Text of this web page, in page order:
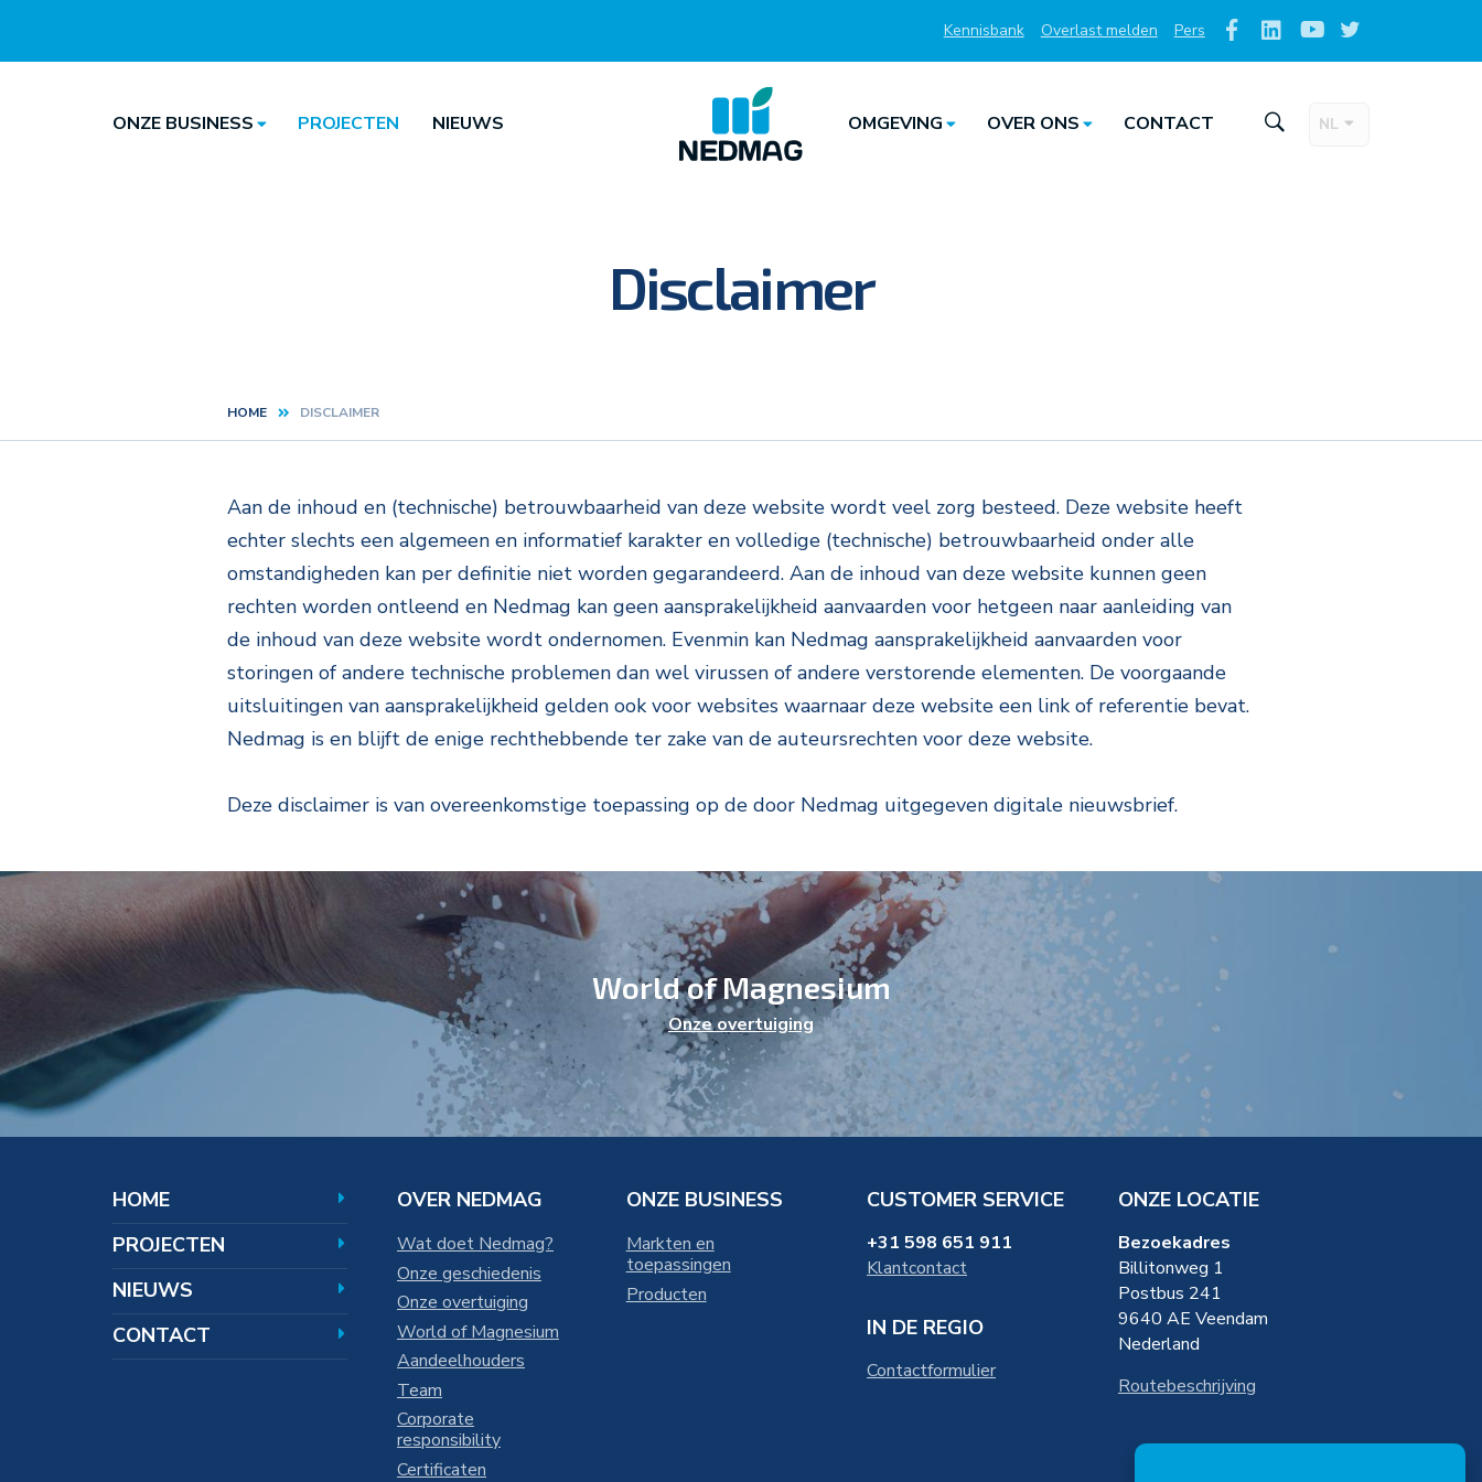
Kennisbank Overlast melden Pers
Social
Media
ONZE BUSINESS PROJECTEN NIEUWS OMGEVING OVER ONS CONTACT NL
Disclaimer
Kruimelpad
HOME DISCLAIMER
Aan de inhoud en (technische) betrouwbaarheid van deze website wordt veel zorg besteed. Deze website heeft
echter slechts een algemeen en informatief karakter en volledige (technische) betrouwbaarheid onder alle
omstandigheden kan per definitie niet worden gegarandeerd. Aan de inhoud van deze website kunnen geen
rechten worden ontleend en Nedmag kan geen aansprakelijkheid aanvaarden voor hetgeen naar aanleiding van
de inhoud van deze website wordt ondernomen. Evenmin kan Nedmag aansprakelijkheid aanvaarden voor
storingen of andere technische problemen dan wel virussen of andere verstorende elementen. De voorgaande
uitsluitingen van aansprakelijkheid gelden ook voor websites waarnaar deze website een link of referentie bevat.
Nedmag is en blijft de enige rechthebbende ter zake van de auteursrechten voor deze website.
Deze disclaimer is van overeenkomstige toepassing op de door Nedmag uitgegeven digitale nieuwsbrief.
World of Magnesium
Onze overtuiging
HOOFDNAVIGATIE
HOME
PROJECTEN
NIEUWS
CONTACT
OVER NEDMAG
Wat doet Nedmag?
Onze geschiedenis
Onze overtuiging
World of Magnesium
Aandeelhouders
Team
Corporate
responsibility
Certificaten
ONZE BUSINESS
Markten en
toepassingen
Producten
CUSTOMER SERVICE
+31 598 651 911
Klantcontact
IN DE REGIO
Contactformulier
ONZE LOCATIE
Bezoekadres
Billitonweg 1
Postbus 241
9640 AE Veendam
Nederland
Routebeschrijving